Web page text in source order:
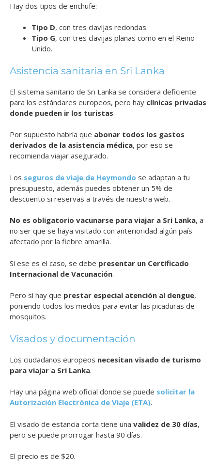
Hay dos tipos de enchufe:
Tipo D, con tres clavijas redondas.
Tipo G, con tres clavijas planas como en el Reino
Unido.
Asistencia sanitaria en Sri Lanka
El sistema sanitario de Sri Lanka se considera deficiente
para los estándares europeos, pero hay clínicas privadas
donde pueden ir los turistas.
Por supuesto habría que abonar todos los gastos
derivados de la asistencia médica, por eso se
recomienda viajar asegurado.
Los seguros de viaje de Heymondo se adaptan a tu
presupuesto, además puedes obtener un 5% de
descuento si reservas a través de nuestra web.
No es obligatorio vacunarse para viajar a Sri Lanka, a
no ser que se haya visitado con anterioridad algún país
afectado por la fiebre amarilla.
Si ese es el caso, se debe presentar un Certificado
Internacional de Vacunación.
Pero sí hay que prestar especial atención al dengue,
poniendo todos los medios para evitar las picaduras de
mosquitos.
Visados y documentación
Los ciudadanos europeos necesitan visado de turismo
para viajar a Sri Lanka.
Hay una página web oficial donde se puede solicitar la
Autorización Electrónica de Viaje (ETA).
El visado de estancia corta tiene una validez de 30 días,
pero se puede prorrogar hasta 90 días.
El precio es de $20.